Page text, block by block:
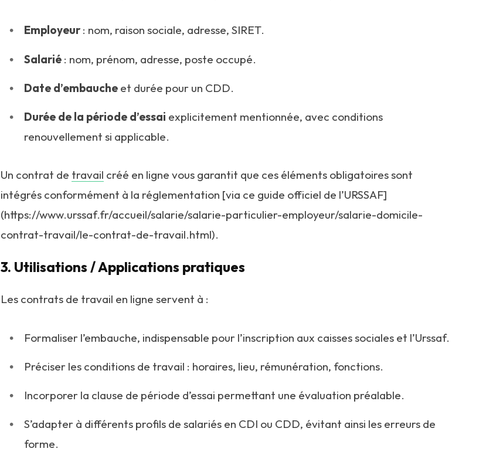
Employeur: nom, raison sociale, adresse, SIRET.
Salarié : nom, prénom, adresse, poste occupé.
Date d’embauche et durée pour un CDD.
Durée de la période d’essai explicitement mentionnée, avec conditions
renouvellement si applicable.
Un contrat de travail créé en ligne vous garantit que ces éléments obligatoires sont
intégrés conformément à la réglementation [via ce guide officiel de l’URSSAF]
(https://www.urssaf.fr/accueil/salarie/salarie-particulier-employeur/salarie-domicile-
contrat-travail/le-contrat-de-travail.html).
3. Utilisations / Applications pratiques
Les contrats de travail en ligne servent à :
Formaliser l’embauche, indispensable pour l’inscription aux caisses sociales et l’Urssaf.
Préciser les conditions de travail : horaires, lieu, rémunération, fonctions.
Incorporer la clause de période d’essai permettant une évaluation préalable.
S’adapter à différents profils de salariés en CDI ou CDD, évitant ainsi les erreurs de
forme.